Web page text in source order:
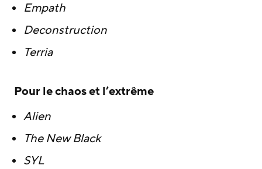
Empath
Deconstruction
Terria
Pour le chaos et l’extrême
Alien
The New Black
SYL